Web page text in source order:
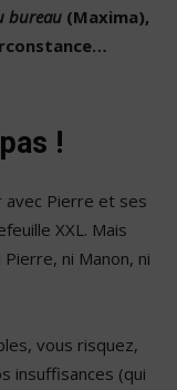
bureau (Maxima),
!
avec Pierre et ses
XXL. Mais
ni Manon, ni
vous risquez,
insuffisances (qui